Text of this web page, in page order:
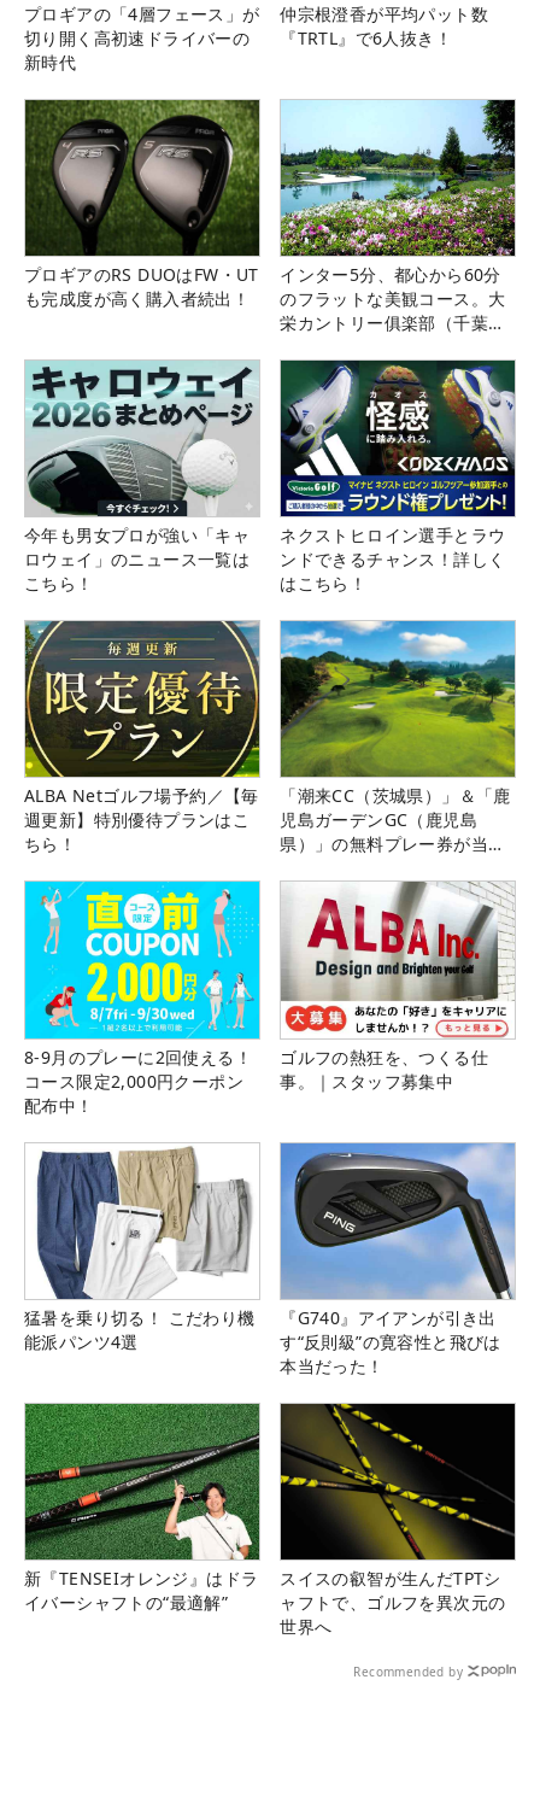
プロギアの「4層フェース」が
切り開く高初速ドライバーの
新時代
仲宗根澄香が平均パット数
『TRTL』で6人抜き！
プロギアのRS DUOはFW・UT
も完成度が高く購入者続出！
インター5分、都心から60分
のフラットな美観コース。大
栄カントリー俱楽部（千葉
今年も男女プロが強い「キャ
ロウェイ」のニュース一覧は
こちら！
ネクストヒロイン選手とラウ
ンドできるチャンス！詳しく
はこちら！
ALBA Netゴルフ場予約／【毎
週更新】特別優待プランはこ
ちら！
「潮来CC（茨城県）」＆「鹿
児島ガーデンGC（鹿児島
県）」の無料プレー券が当た
8-9月のプレーに2回使える！
コース限定2,000円クーポン
配布中！
ゴルフの熱狂を、つくる仕
事。｜スタッフ募集中
猛暑を乗り切る！ こだわり機
能派パンツ4選
『G740』アイアンが引き出
す“反則級”の寛容性と飛びは
本当だった！
新『TENSEIオレンジ』はドラ
イバーシャフトの“最適解”
スイスの叡智が生んだTPTシ
ャフトで、ゴルフを異次元の
世界へ
Recommended by